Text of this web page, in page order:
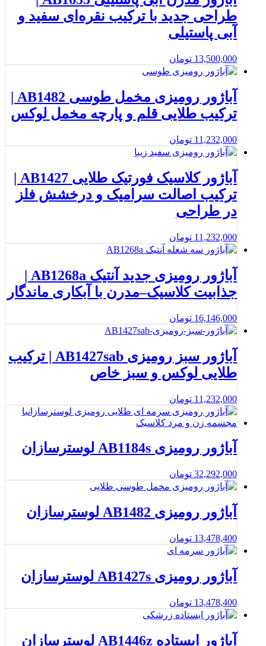
طراحی جدید با ترکیب نقره‌ای سفید و
آبی پاستیلی
13,500,000 تومان
ترکیب طلایی قلم و پارچه مخمل لوکس
11,232,000 تومان
آباژور کلاسیک فورتیک طلایی AB1427 |
ترکیب اصالت سرامیک و درخشش فلز
در طراحی
11,232,000 تومان
آباژور رومیزی جدید آنتیک AB1268a |
جذابیت کلاسیک–مدرن با آبکاری ماندگار
16,146,000 تومان
آباژور سبز رومیزی AB1427sab | ترکیب
طلایی لوکس و سبز خاص
11,232,000 تومان
آباژور رومیزی AB1184s لوسترسازان
32,292,000 تومان
آباژور رومیزی AB1482 لوسترسازان
13,478,400 تومان
آباژور رومیزی AB1427s لوسترسازان
13,478,400 تومان
آباژور ایستاده AB1446z لوسترسازان